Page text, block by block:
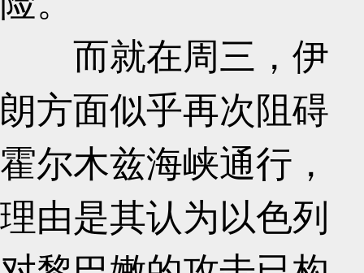
而就在周三，伊
朗方面似乎再次阻碍
霍尔木兹海峡通行，
理由是其认为以色列